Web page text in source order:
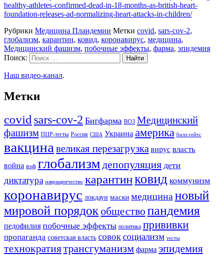
healthy-athletes-confirmed-dead-in-18-months-as-british-heart-
foundation-releases-ad-normalizing-heart-attacks-in-children/
Рубрики Медицина Пландемии Метки covid, sars-cov-2,
глобализм, карантин, ковид, коронавирус, медицина,
Медицинский фашизм, побочные эффекты, фарма, эпидемия
Поиск:
Наш видео-канал.
Метки
covid sars-cov-2 Бигфарма ВОЗ Медицинский
фашизм ПЦР-тесты Россия США Украина америка билл гейтс
вакцина великая перезагрузка вирус власть
война вэф глобализм депопуляция дети
диктатура извращенчество карантинковид коммунизм
коронавирус локдаун маски медицина новый
мировой порядок обществопандемия
педофилия побочные эффекты политика прививки
пропаганда советская власть совоксоциализм тесты
технократиятрансгуманизм фарма эпидемия